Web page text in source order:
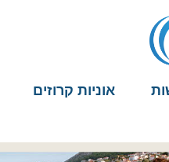
אוניות קרוזים